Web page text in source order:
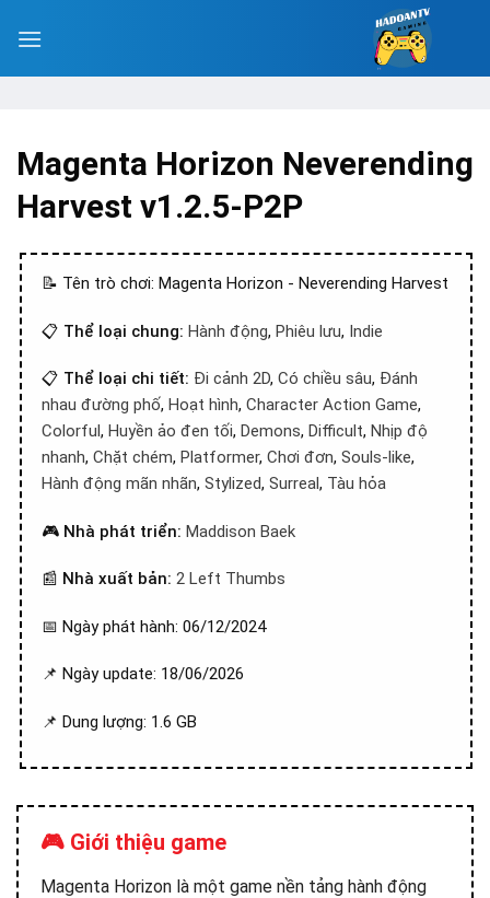
Magenta Horizon Neverending
Harvest v1.2.5-P2P
📝 Tên trò chơi: Magenta Horizon - Neverending Harvest
📋 Thể loại chung: Hành động, Phiêu lưu, Indie
📋 Thể loại chi tiết: Đi cảnh 2D, Có chiều sâu, Đánh
nhau đường phố, Hoạt hình, Character Action Game,
Colorful, Huyền ảo đen tối, Demons, Difficult, Nhịp độ
nhanh, Chặt chém, Platformer, Chơi đơn, Souls-like,
Hành động mãn nhãn, Stylized, Surreal, Tàu hỏa
🎮 Nhà phát triển: Maddison Baek
📰 Nhà xuất bản: 2 Left Thumbs
📅 Ngày phát hành: 06/12/2024
📌 Ngày update: 18/06/2026
📌 Dung lượng: 1.6 GB
🎮 Giới thiệu game
Magenta Horizon là một game nền tảng hành động